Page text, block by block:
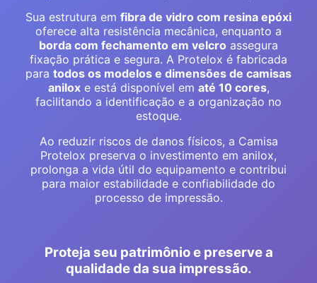
Sua estrutura em fibra de vidro com resina epóxi
oferece alta resistência mecânica, enquanto a
borda com fechamento em velcro assegura
fixação prática e segura. A Protelox é fabricada
para todos os modelos e dimensões de camisas
aniloxe está disponível em até 10 cores,
facilitando a identificação e a organização no
estoque.
Ao reduzir riscos de danos físicos, a Camisa
Protelox preserva o investimento em anilox,
prolonga a vida útil do equipamento e contribui
para maior estabilidade e confiabilidade do
processo de impressão.
Proteja seu patrimônio e preserve a
qualidade da sua impressão.